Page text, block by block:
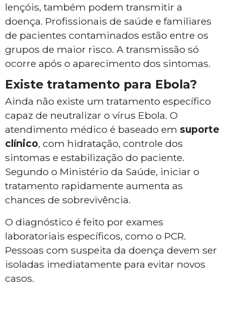
lençóis, também podem transmitir a
doença. Profissionais de saúde e familiares
de pacientes contaminados estão entre os
grupos de maior risco. A transmissão só
ocorre após o aparecimento dos sintomas.
Existe tratamento para Ebola?
Ainda não existe um tratamento específico
capaz de neutralizar o vírus Ebola. O
atendimento médico é baseado em suporte
clínico, com hidratação, controle dos
sintomas e estabilização do paciente.
Segundo o Ministério da Saúde, iniciar o
tratamento rapidamente aumenta as
chances de sobrevivência.
O diagnóstico é feito por exames
laboratoriais específicos, como o PCR.
Pessoas com suspeita da doença devem ser
isoladas imediatamente para evitar novos
casos.